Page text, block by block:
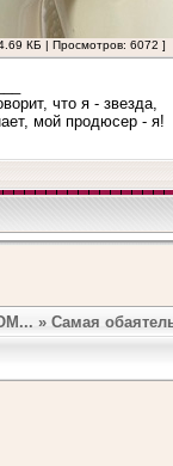
КБ | Просмотров: 6072 ]
что я - звезда,
мой продюсер - я!
» Самая